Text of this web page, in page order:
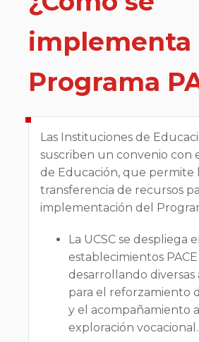
implementa
Programa
Las Instituciones de
suscriben un convenio con
de Educación, que permite
transferencia de recursos
implementación del
La UCSC se despliega
establecimientos
desarrollando diversas
para el reforzamiento
y el acompañamiento
exploración vocacional.